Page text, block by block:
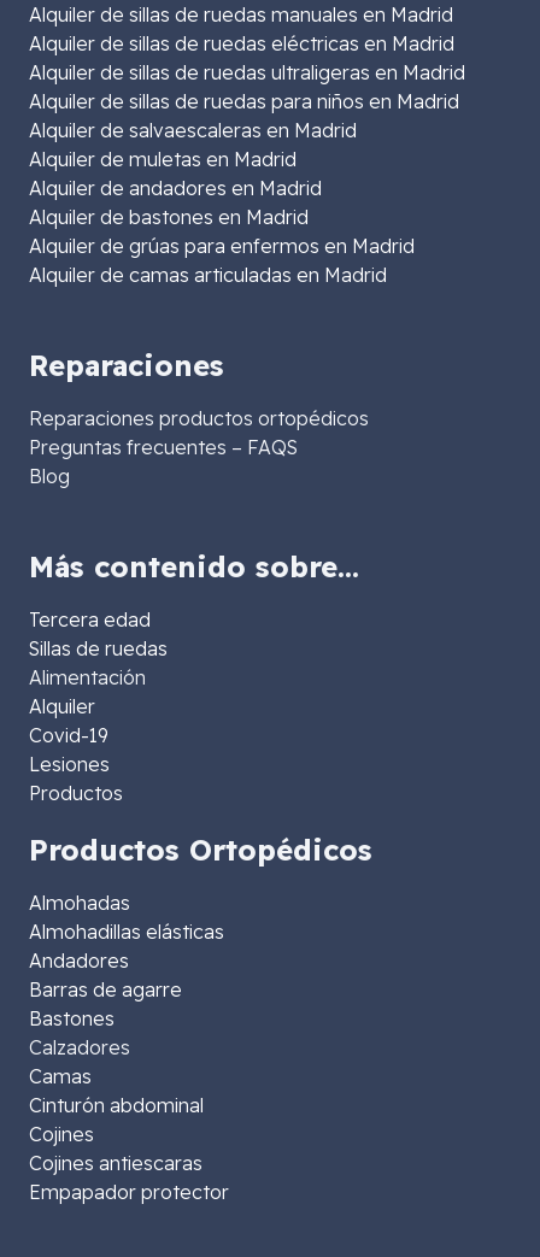
Alquiler de sillas de ruedas manuales en Madrid
Alquiler de sillas de ruedas eléctricas en Madrid
Alquiler de sillas de ruedas ultraligeras en Madrid
Alquiler de sillas de ruedas para niños en Madrid
Alquiler de salvaescaleras en Madrid
Alquiler de muletas en Madrid
Alquiler de andadores en Madrid
Alquiler de bastones en Madrid
Alquiler de grúas para enfermos en Madrid
Alquiler de camas articuladas en Madrid
Reparaciones
Reparaciones productos ortopédicos
Preguntas frecuentes – FAQS
Blog
Más contenido sobre…
Tercera edad
Sillas de ruedas
Alimentación
Alquiler
Covid-19
Lesiones
Productos
Productos Ortopédicos
Almohadas
Almohadillas elásticas
Andadores
Barras de agarre
Bastones
Calzadores
Camas
Cinturón abdominal
Cojines
Cojines antiescaras
Empapador protector